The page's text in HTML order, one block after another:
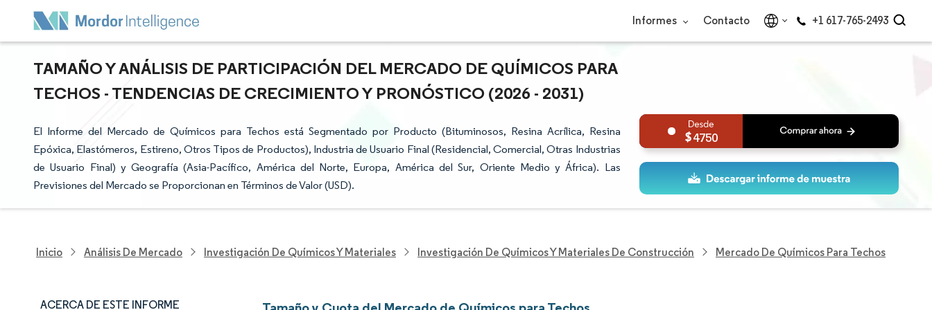
Informes Contacto +1 617-765-2493
TAMAÑO Y ANÁLISIS DE PARTICIPACIÓN DEL MERCADO DE QUÍMICOS PARA
TECHOS - TENDENCIAS DE CRECIMIENTO Y PRONÓSTICO (2026 - 2031)
El Informe del Mercado de Químicos para Techos está Segmentado por Producto (Bituminosos, Resina Acrílica, Resina
Epóxica, Elastómeros, Estireno, Otros Tipos de Productos), Industria de Usuario Final (Residencial, Comercial, Otras Industrias
de Usuario Final) y Geografía (Asia-Pacífico, América del Norte, Europa, América del Sur, Oriente Medio y África). Las
Previsiones del Mercado se Proporcionan en Términos de Valor (USD).
4750
Inicio Análisis De Mercado Investigación De Químicos Y Materiales Investigación De Químicos Y Materiales De Construcción Mercado De Químicos Para Techos
ACERCA DE ESTE INFORME